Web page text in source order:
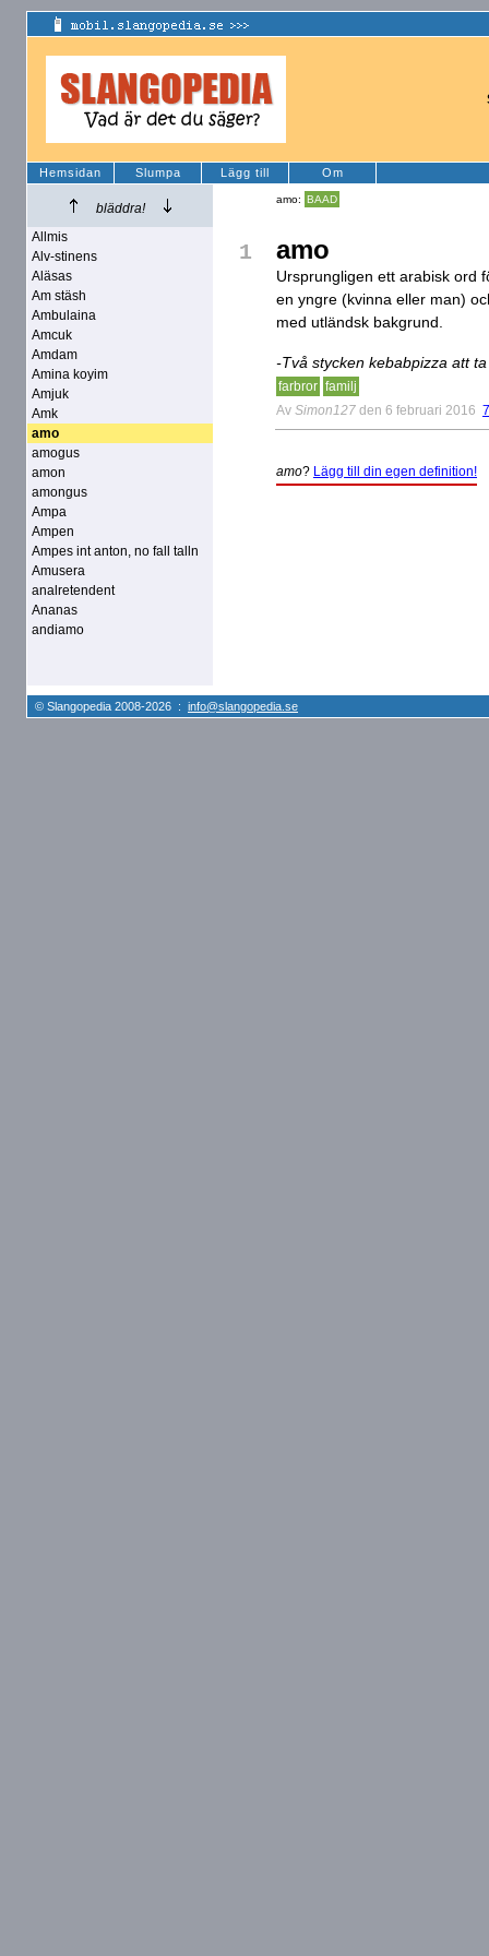
Hemsidan Slumpa Lägg till Om
bläddra!
Allmis
Alv-stinens
Aläsas
Am stäsh
Ambulaina
Amcuk
Amdam
Amina koyim
Amjuk
Amk
amo
amogus
amon
amongus
Ampa
Ampen
Ampes int anton, no fall talln
Amusera
analretendent
Ananas
andiamo
amo: BAAD
1 amo
Ursprungligen ett arabisk ord
en yngre (kvinna eller man)
med utländsk bakgrund.
-Två stycken kebabpizza att
farbror familj
Av Simon127 den 6 februari 2016
amo? Lägg till din egen definition!
© Slangopedia 2008-2026 : info@slangopedia.se